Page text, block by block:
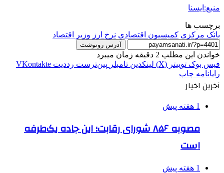
منبع:ایسنا
برچسب ها
بانک مرکزی كميسيون اقتصادي نرخ ارز وزیر اقتصاد
آدرس رونوشت
خواندن این مطلب 2 دقیقه زمان میبرد
فیس بوک توییتر (X) لینکدین ‫تامبلر ‫پین‌ترست ‫رددیت ‫VKontakte
رایانامه چاپ
آخرین اخبار
1 هفته پیش
مصوبه ۸۵۶ شورای رقابت؛ این جاده یک‌طرفه
است
1 هفته پیش